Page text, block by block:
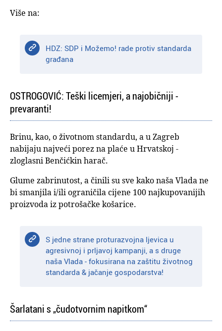
Više na:
HDZ: SDP i Možemo! rade protiv standarda
građana
OSTROGOVIĆ: Teški licemjeri, a najobičniji -
prevaranti!
Brinu, kao, o životnom standardu, a u Zagreb
nabijaju najveći porez na plaće u Hrvatskoj -
zloglasni Benčićkin harač.
Glume zabrinutost, a činili su sve kako naša Vlada ne
bi smanjila i/ili ograničila cijene 100 najkupovanijih
proizvoda iz potrošačke košarice.
S jedne strane proturazvojna ljevica u
agresivnoj i prljavoj kampanji, a s druge
naša Vlada - fokusirana na zaštitu životnog
standarda & jačanje gospodarstva!
Šarlatani s „čudotvornim napitkom“